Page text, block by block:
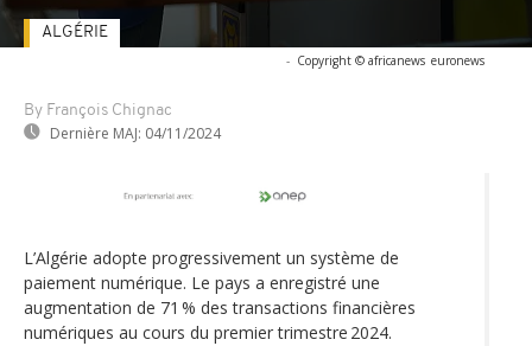
- Copyright © africanews euronews
By François Chignac
Dernière MAJ: 04/11/2024
ALGÉRIE
L’Algérie adopte progressivement un système de
paiement numérique. Le pays a enregistré une
augmentation de 71 % des transactions financières
numériques au cours du premier trimestre 2024.